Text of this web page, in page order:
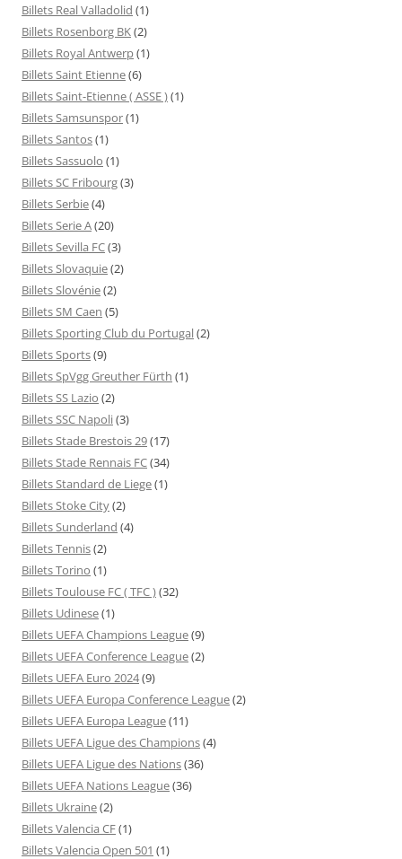
Billets Real Valladolid (1)
Billets Rosenborg BK(2)
Billets Royal Antwerp(1)
Billets Saint Etienne(6)
Billets Saint-Etienne ( ASSE )(1)
Billets Samsunspor(1)
Billets Santos(1)
Billets Sassuolo (1)
Billets SC Fribourg(3)
Billets Serbie(4)
Billets Serie A(20)
Billets Sevilla FC(3)
Billets Slovaquie(2)
Billets Slovénie(2)
Billets SM Caen (5)
Billets Sporting Club du Portugal(2)
Billets Sports(9)
Billets SpVgg Greuther Fürth (1)
Billets SS Lazio (2)
Billets SSC Napoli(3)
Billets Stade Brestois 29(17)
Billets Stade Rennais FC(34)
Billets Standard de Liege(1)
Billets Stoke City(2)
Billets Sunderland (4)
Billets Tennis(2)
Billets Torino (1)
Billets Toulouse FC ( TFC )(32)
Billets Udinese(1)
Billets UEFA Champions League(9)
Billets UEFA Conference League(2)
Billets UEFA Euro 2024(9)
Billets UEFA Europa Conference League(2)
Billets UEFA Europa League(11)
Billets UEFA Ligue des Champions(4)
Billets UEFA Ligue des Nations(36)
Billets UEFA Nations League(36)
Billets Ukraine(2)
Billets Valencia CF(1)
Billets Valencia Open 501 (1)